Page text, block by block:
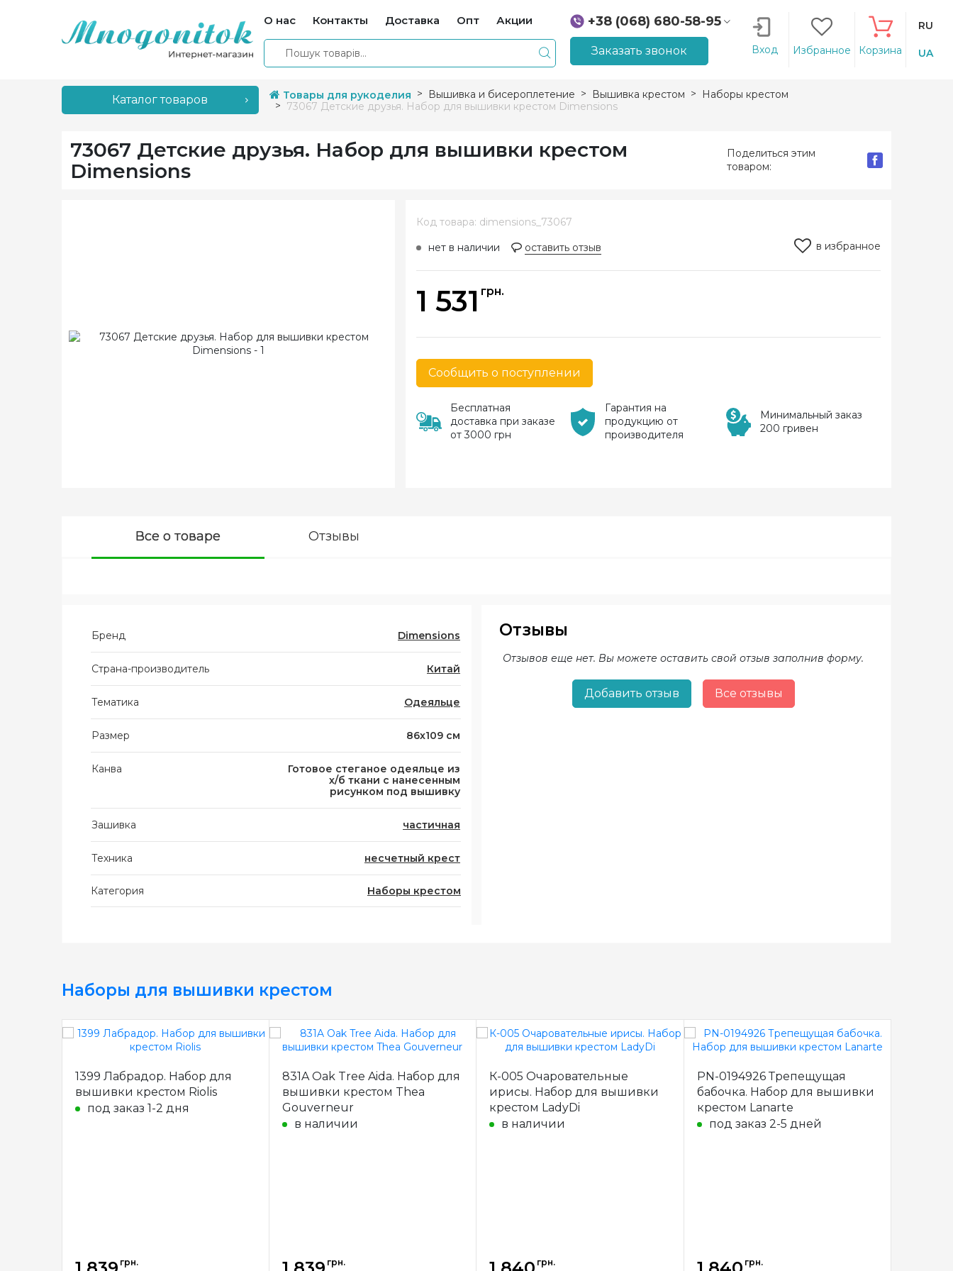
О нас Контакты Доставка Опт Акции
+38 (068) 680-58-95
+38 (066) 207-14-90
Заказать звонок Вход Избранное Корзина
RU
UA
Каталог товаров Товары для рукоделия Вышивка и бисероплетение Вышивка крестом
Наборы крестом
73067 Детские друзья. Набор для вышивки крестом Dimensions
73067 Детские друзья. Набор для вышивки крестом
Dimensions
Поделиться этим
товаром:
Код товара: dimensions_73067
нет в наличии
оставить отзыв в избранное
1 531 грн.
Сообщить о поступлении
Бесплатная
доставка при заказе
от 3000 грн
Гарантия на
продукцию от
производителя
Минимальный заказ
200 гривен
Все о товаре Отзывы
Бренд Dimensions
Страна-производитель Китай
Тематика Одеяльце
Размер 86х109 см
Канва
Готовое стеганое одеяльце из
х/б ткани с нанесенным
рисунком под вышивку
Зашивка частичная
Техника несчетный крест
Категория Наборы крестом
Отзывы
Отзывов еще нет. Вы можете оставить свой отзыв заполнив форму.
Добавить отзыв Все отзывы
Наборы для вышивки крестом
1399 Лабрадор. Набор для
вышивки крестом Riolis
под заказ 1-2 дня
грн.
831A Oak Tree Aida. Набор для
вышивки крестом Thea
Gouverneur
в наличии
грн.
К-005 Очаровательные
ирисы. Набор для вышивки
крестом LadyDi
в наличии
грн.
PN-0194926 Трепещущая
бабочка. Набор для вышивки
крестом Lanarte
под заказ 2-5 дней
грн.